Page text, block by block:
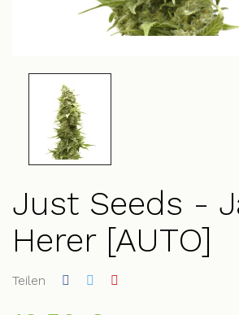
Just Seeds -
Herer [AUTO]
Teilen